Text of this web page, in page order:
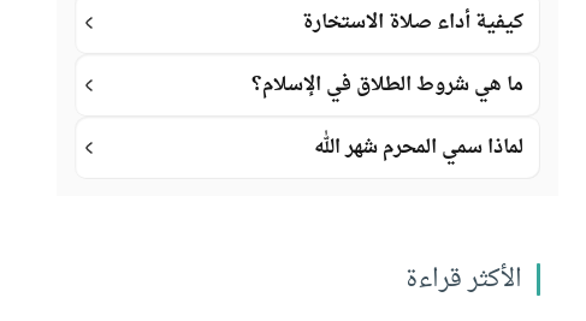
كيفية أداء صلاة الاستخارة
ما هي شروط الطلاق في الإسلام؟
لماذا سمي المحرم شهر الله
الأكثر قراءة